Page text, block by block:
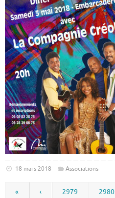
18 mars 2018 Associations
« ‹ 2979 2980